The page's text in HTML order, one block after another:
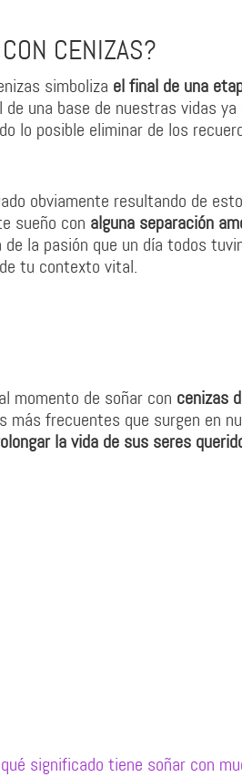
CENIZAS?
simboliza el final de una
una base de nuestras vidas
lo posible eliminar de los
obviamente resultando de
sueño con alguna separación
la pasión que un día todos
tu contexto vital.
momento de soñar con cenizas
más frecuentes que surgen en
la vida de sus seres
qué significado tiene soñar con